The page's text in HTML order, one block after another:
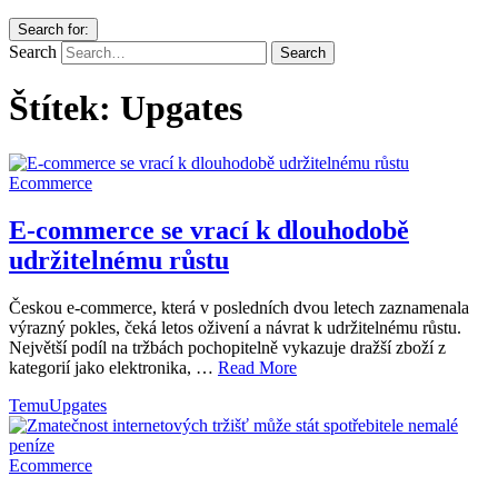
Search for:
Search
Štítek: Upgates
Ecommerce
E-commerce se vrací k dlouhodobě
udržitelnému růstu
Českou e-commerce, která v posledních dvou letech zaznamenala
výrazný pokles, čeká letos oživení a návrat k udržitelnému růstu.
Největší podíl na tržbách pochopitelně vykazuje dražší zboží z
kategorií jako elektronika, … Read More
TemuUpgates
Ecommerce